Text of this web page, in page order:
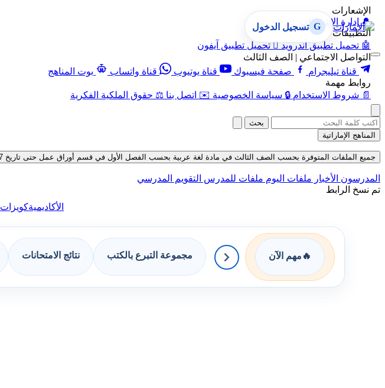
الإشعارات
🔔 إدارة الإشعارات
التطبيقات
🤖 تحميل تطبيق أندرويد  تحميل تطبيق آيفون
التواصل الاجتماعي | الصف الثالث
قناة تيليجرام
صفحة فيسبوك قناة يوتيوب قناة واتساب
بوت المناهج
روابط مهمة
📄 شروط الاستخدام 🔒 سياسة الخصوصية ✉️ اتصل بنا ⚖️ حقوق الملكية الفكرية
G تسجيل الدخول
بحث
المناهج الإماراتية
جميع الملفات المتوفرة بحسب الصف الثالث في مادة لغة عربية بحسب الفصل الأول في قسم أوراق عمل حتى تاريخ 07-08-2026
المدرسون الأخبار ملفات اليوم ملفات للمدرس التقويم المدرسي
تم نسخ الرابط
الأكاديميةكويزات
🔥 مهم الآن مجموعة التبرع بالكتب نتائج الامتحانات